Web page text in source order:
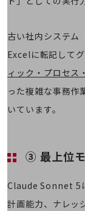
NTTドコモビジネ
サステナビリティ
ダイバーシティ
業績
電子公告
古い社内システム
Excelに転記して
ィック・プロセス
った複雑な事務作
いています。
③ 最上位
Claude Sonnet 5
計画能力、ナレッ